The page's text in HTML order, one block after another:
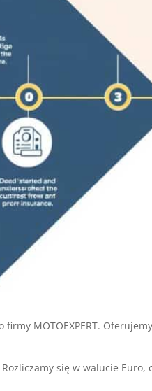
MOTOEXPERT. Oferujemy
się w walucie Euro,